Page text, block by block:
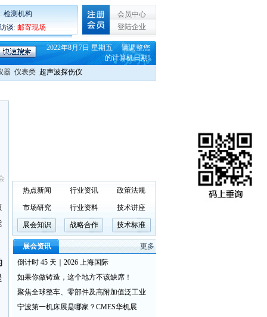
: 检测机构
谈: 邮寄现场
会员中心
登陆企业
2022年8月7日 星期五 请调整您
的计算机日期!
器 仪表类 超声波探伤仪
热点新闻 行业资讯 政策法规
市场研究 行业资料 技术讲座
展会知识 战略合作 技术标准
展会资讯
更多
倒计时 45 天｜2026 上海国际
如果你做铸造，这个地方不该缺席！
聚焦全球整车、零部件及高附加值泛工业
宁波第一机床展是哪家？CMES华机展